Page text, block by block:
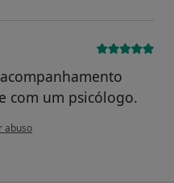
com um psicólogo.
do utilizador anônimo
abuso